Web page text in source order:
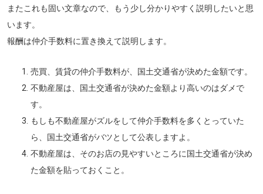
またこれも固い文章なので、もう少し分かりやすく説明したいと思
います。
報酬は仲介手数料に置き換えて説明します。
売買、賃貸の仲介手数料が、国土交通省が決めた金額です。
不動産屋は、国土交通省が決めた金額より高いのはダメで
す。
もしも不動産屋がズルをして仲介手数料を多くとっていた
ら、国土交通省がバツとして公表しますよ。
不動産屋は、そのお店の見やすいところに国土交通省が決め
た金額を貼っておくこと。